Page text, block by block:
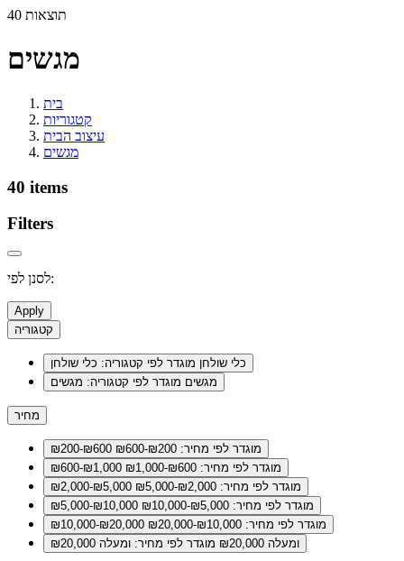
40 תוצאות
מגשים
בית
קטגוריות
עיצוב הבית
מגשים
40 items
Filters
לסנן לפי:
Apply
קטגוריה
כלי שולחן מוגדר לפי קטגוריה: כלי שולחן
מגשים מוגדר לפי קטגוריה: מגשים
מחיר
₪200-₪600
מוגדר לפי מחיר: ₪200-₪600
₪600-₪1,000
מוגדר לפי מחיר: ₪600-₪1,000
₪2,000-₪5,000
מוגדר לפי מחיר: ₪2,000-₪5,000
₪5,000-₪10,000
מוגדר לפי מחיר: ₪5,000-₪10,000
₪10,000-₪20,000
מוגדר לפי מחיר: ₪10,000-₪20,000
ומעלה ₪20,000
מוגדר לפי מחיר: ומעלה ₪20,000